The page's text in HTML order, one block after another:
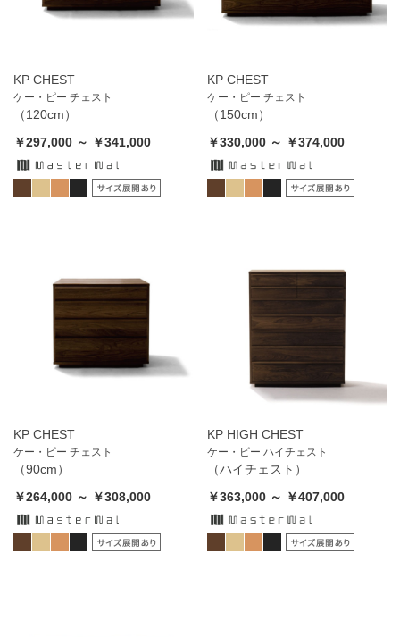
KP CHEST
ケー・ピー チェスト
（120cm）
￥297,000 ～ ￥341,000
KP CHEST
ケー・ピー チェスト
（150cm）
￥330,000 ～ ￥374,000
KP CHEST
ケー・ピー チェスト
（90cm）
￥264,000 ～ ￥308,000
KP HIGH CHEST
ケー・ピー ハイチェスト
（ハイチェスト）
￥363,000 ～ ￥407,000